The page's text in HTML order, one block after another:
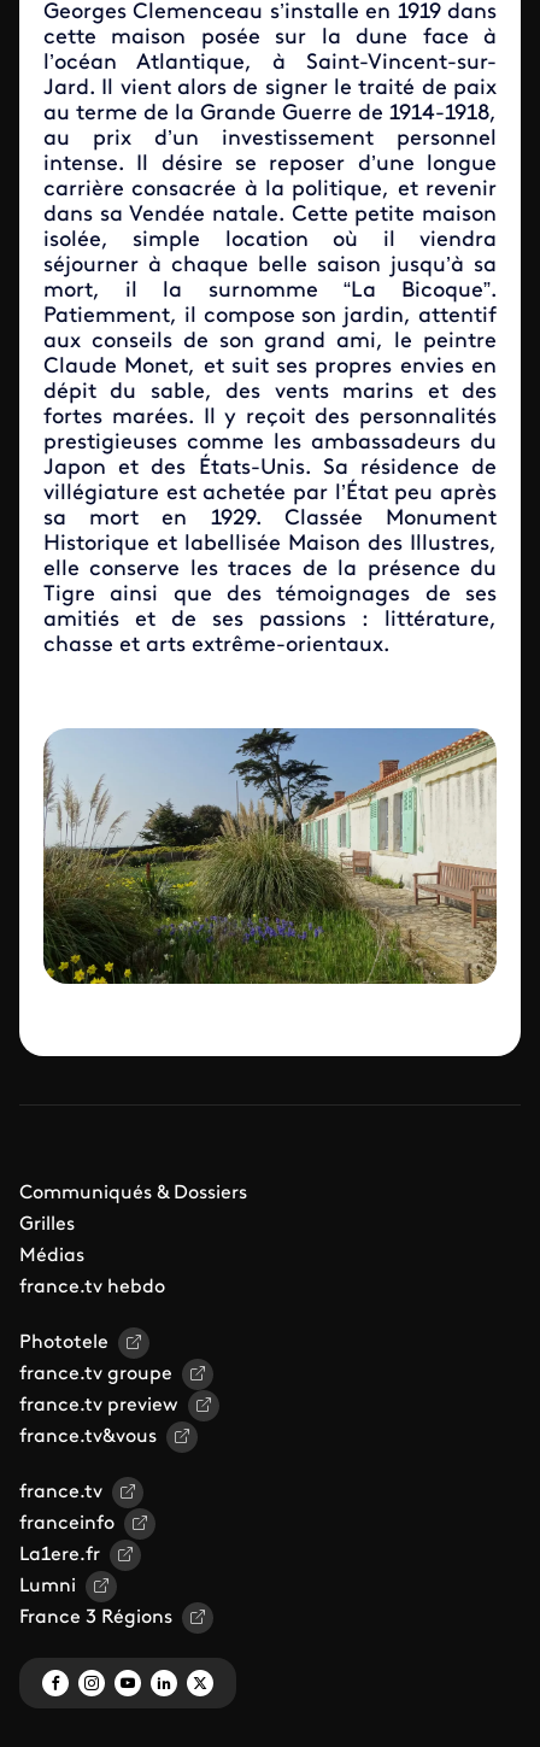
Georges Clemenceau s’installe en 1919 dans
cette maison posée sur la dune face à
l’océan Atlantique, à Saint-Vincent-sur-
Jard. Il vient alors de signer le traité de paix
au terme de la Grande Guerre de 1914-1918,
au prix d’un investissement personnel
intense. Il désire se reposer d’une longue
carrière consacrée à la politique, et revenir
dans sa Vendée natale. Cette petite maison
isolée, simple location où il viendra
séjourner à chaque belle saison jusqu’à sa
mort, il la surnomme “La Bicoque”.
Patiemment, il compose son jardin, attentif
aux conseils de son grand ami, le peintre
Claude Monet, et suit ses propres envies en
dépit du sable, des vents marins et des
fortes marées. Il y reçoit des personnalités
prestigieuses comme les ambassadeurs du
Japon et des États-Unis. Sa résidence de
villégiature est achetée par l’État peu après
sa mort en 1929. Classée Monument
Historique et labellisée Maison des Illustres,
elle conserve les traces de la présence du
Tigre ainsi que des témoignages de ses
amitiés et de ses passions : littérature,
chasse et arts extrême-orientaux.
Communiqués & Dossiers
Grilles
Médias
france.tv hebdo
Phototele
france.tv groupe
france.tv preview
france.tv&vous
france.tv
franceinfo
La1ere.fr
Lumni
France 3 Régions